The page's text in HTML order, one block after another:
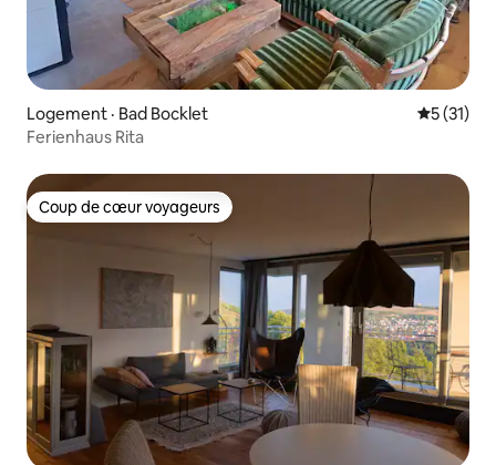
Logement · Bad Bocklet Note
5 (31)
Ferienhaus Rita
Coup de cœur voyageurs
Coup de cœur voyageurs